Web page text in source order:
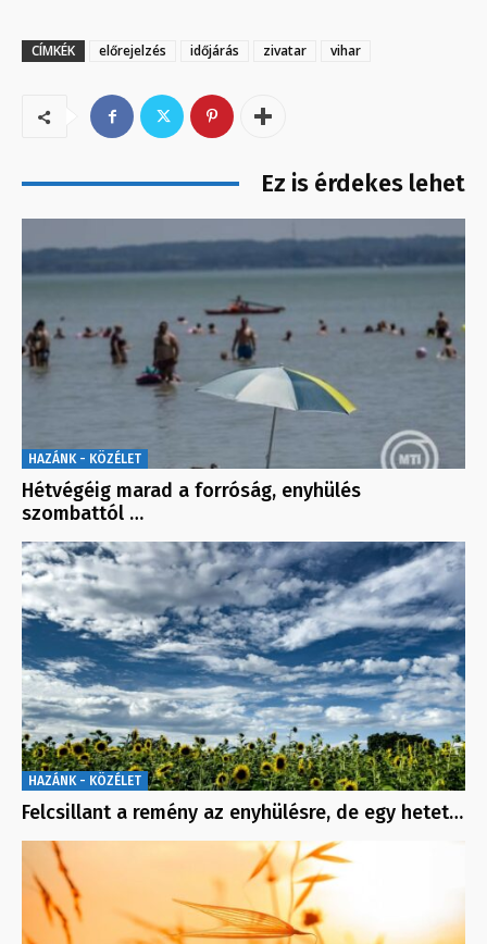
CÍMKÉK előrejelzés időjárás zivatar vihar
Ez is érdekes lehet
HAZÁNK - KÖZÉLET
Hétvégéig marad a forróság, enyhülés
szombattól …
HAZÁNK - KÖZÉLET
Felcsillant a remény az enyhülésre, de egy hetet…